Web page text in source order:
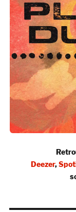
Deezer,